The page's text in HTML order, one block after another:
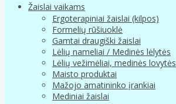
Žaislai vaikams
Ergoterapiniai žaislai (kilpos)
Formelių rūšiuoklė
Gamtai draugiški žaislai
Lėlių nameliai / Medinės lėlytės
Lėlių vežimėliai, medinės lovytės
Maisto produktai
Mažojo amatininko įrankiai
Mediniai žaislai